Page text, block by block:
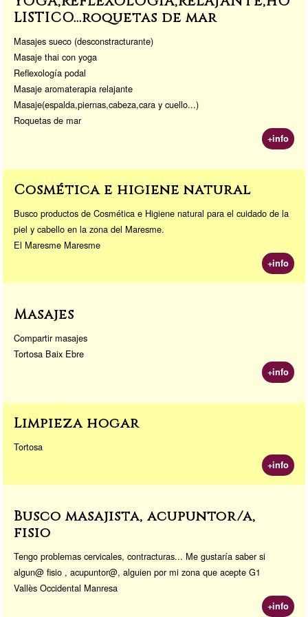
LISTICO...roquetas de mar
Masajes sueco (desconstracturante)
Masaje thai con yoga
Reflexología podal
Masaje aromaterapia relajante
Masaje(espalda,piernas,cabeza,cara y cuello...)
Roquetas de mar
+info
Cosmética e higiene natural
Busco productos de Cosmética e Higiene natural para el cuidado de la
piel y cabello en la zona del Maresme.
El Maresme Maresme
+info
Masajes
Compartir masajes
Tortosa Baix Ebre
+info
Limpieza hogar
Tortosa
+info
Busco masajista, acupuntor/a,
fisio
Tengo problemas cervicales, contracturas... Me gustaría saber si
algun@ fisio , acupuntor@, alguien por mi zona que acepte G1
Vallès Occidental Manresa
+info